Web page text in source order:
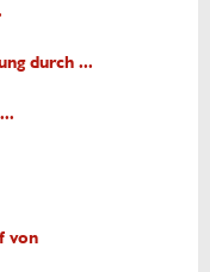
durch ...
von